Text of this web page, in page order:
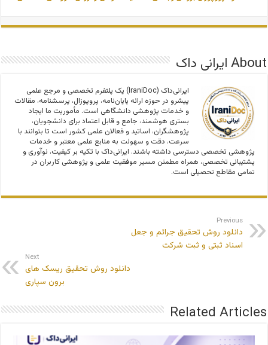
About ایرانی داک
ایرانی‌داک (IraniDoc) یک پلتفرم تخصصی و مرجع علمی
پیشرو در حوزه ارائه پایان‌نامه، پروپوزال، پرسشنامه، مقالات
و خدمات پژوهشی دانشگاهی است. مأموریت ما ایجاد
بستری هوشمند، جامع و قابل اعتماد برای دانشجویان،
پژوهشگران، اساتید و فعالان علمی کشور است تا بتوانند با
سرعت، دقت و سهولت به منابع علمی معتبر و خدمات
پژوهشی تخصصی دسترسی داشته باشند. ایرانی‌داک با تکیه بر کیفیت، نوآوری و
پشتیبانی تخصصی، همراه مطمئن مسیر موفقیت علمی و پژوهشی کاربران در
تمامی مقاطع تحصیلی است.
Previous
دانلود روش تحقیق جرائم و جعل
اسناد ثبتی و ثبت شرکت
Next
دانلود روش تحقیق ریسک های
برون سپاری
Related Articles